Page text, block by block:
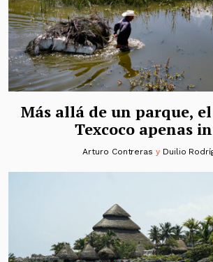
Más allá de un parque,
Texcoco apenas
Arturo Contreras y Duilio